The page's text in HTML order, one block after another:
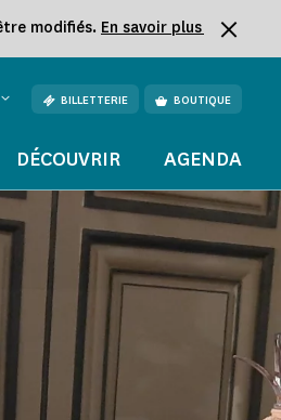
modifiés. En savoir plus
BILLETTERIE BOUTIQUE
DÉCOUVRIR AGENDA